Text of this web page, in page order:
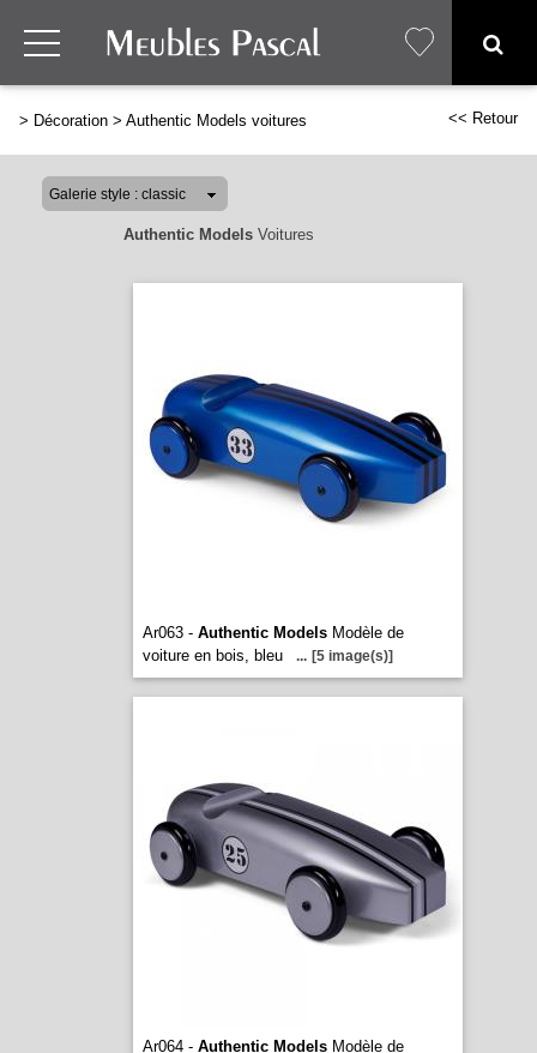
> Décoration > Authentic Models voitures << Retour
Authentic ModelsVoitures
Ar063 - Authentic ModelsModèle de
voiture en bois, bleu
... [5 image(s)]
Ar064 - Authentic ModelsModèle de